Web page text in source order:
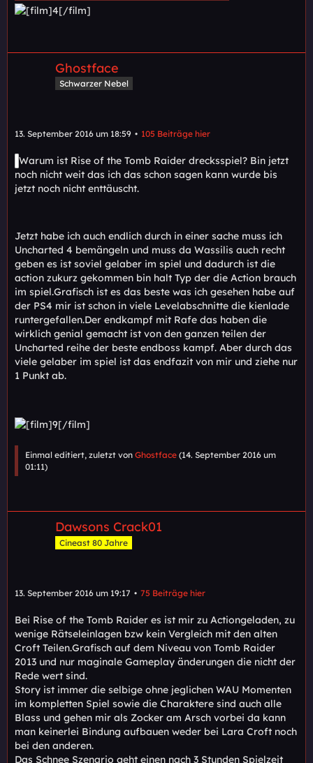
Ghostface
Schwarzer Nebel
13. September 2016 um 18:59 105 Beiträge hier
Warum ist Rise of the Tomb Raider drecksspiel? Bin jetzt
noch nicht weit das ich das schon sagen kann wurde bis
jetzt noch nicht enttäuscht.
Jetzt habe ich auch endlich durch in einer sache muss ich
Uncharted 4 bemängeln und muss da Wassilis auch recht
geben es ist soviel gelaber im spiel und dadurch ist die
action zukurz gekommen bin halt Typ der die Action brauch
im spiel.Grafisch ist es das beste was ich gesehen habe auf
der PS4 mir ist schon in viele Levelabschnitte die kienlade
runtergefallen.Der endkampf mit Rafe das haben die
wirklich genial gemacht ist von den ganzen teilen der
Uncharted reihe der beste endboss kampf. Aber durch das
viele gelaber im spiel ist das endfazit von mir und ziehe nur
1 Punkt ab.
Einmal editiert, zuletzt von Ghostface (14. September 2016 um
01:11)
Dawsons Crack01
Cineast 80 Jahre
13. September 2016 um 19:17 75 Beiträge hier
Bei Rise of the Tomb Raider es ist mir zu Actiongeladen, zu
wenige Rätseleinlagen bzw kein Vergleich mit den alten
Croft Teilen.Grafisch auf dem Niveau von Tomb Raider
2013 und nur maginale Gameplay änderungen die nicht der
Rede wert sind.
Story ist immer die selbige ohne jeglichen WAU Momenten
im kompletten Spiel sowie die Charaktere sind auch alle
Blass und gehen mir als Zocker am Arsch vorbei da kann
man keinerlei Bindung aufbauen weder bei Lara Croft noch
bei den anderen.
Das Schnee Szenario geht einen nach 3 Stunden Spielzeit